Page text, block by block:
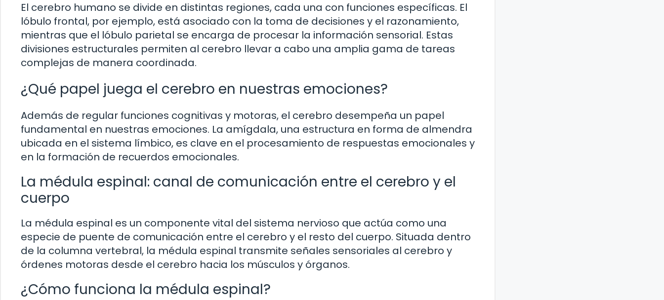
El cerebro humano se divide en distintas regiones, cada una con funciones específicas. El
lóbulo frontal, por ejemplo, está asociado con la toma de decisiones y el razonamiento,
mientras que el lóbulo parietal se encarga de procesar la información sensorial. Estas
divisiones estructurales permiten al cerebro llevar a cabo una amplia gama de tareas
complejas de manera coordinada.
¿Qué papel juega el cerebro en nuestras emociones?
Además de regular funciones cognitivas y motoras, el cerebro desempeña un papel
fundamental en nuestras emociones. La amígdala, una estructura en forma de almendra
ubicada en el sistema límbico, es clave en el procesamiento de respuestas emocionales y
en la formación de recuerdos emocionales.
La médula espinal: canal de comunicación entre el cerebro y el
cuerpo
La médula espinal es un componente vital del sistema nervioso que actúa como una
especie de puente de comunicación entre el cerebro y el resto del cuerpo. Situada dentro
de la columna vertebral, la médula espinal transmite señales sensoriales al cerebro y
órdenes motoras desde el cerebro hacia los músculos y órganos.
¿Cómo funciona la médula espinal?